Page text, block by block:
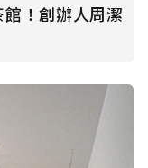
！創辦人周潔